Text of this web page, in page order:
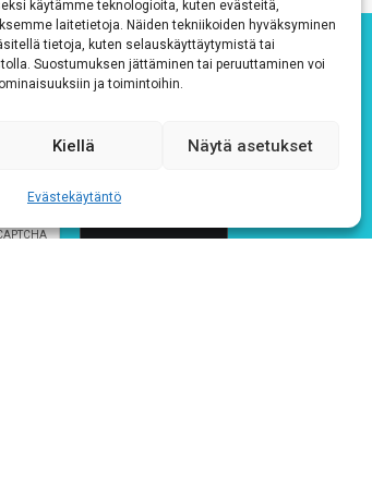
käytämme teknologioita, kuten evästeitä,
laitetietoja. Näiden tekniikoiden hyväksyminen
tietoja, kuten selauskäyttäytymistä tai
Suostumuksen jättäminen tai peruuttaminen voi
ja toimintoihin.
Kiellä Näytä asetukset
Evästekäytäntö